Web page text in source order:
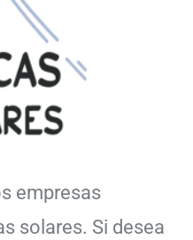
empresas
solares. Si desea